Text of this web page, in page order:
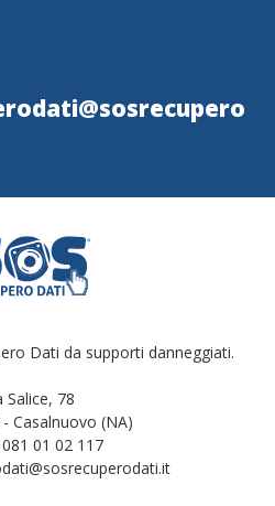
Dati da supporti danneggiati.
Salice, 78
Casalnuovo (NA)
01 02 117